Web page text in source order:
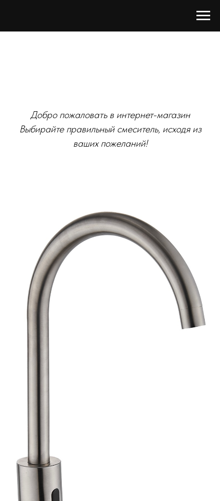
Добро пожаловать в интернет-магазин
Выбирайте правильный смеситель, исходя из
ваших пожеланий!